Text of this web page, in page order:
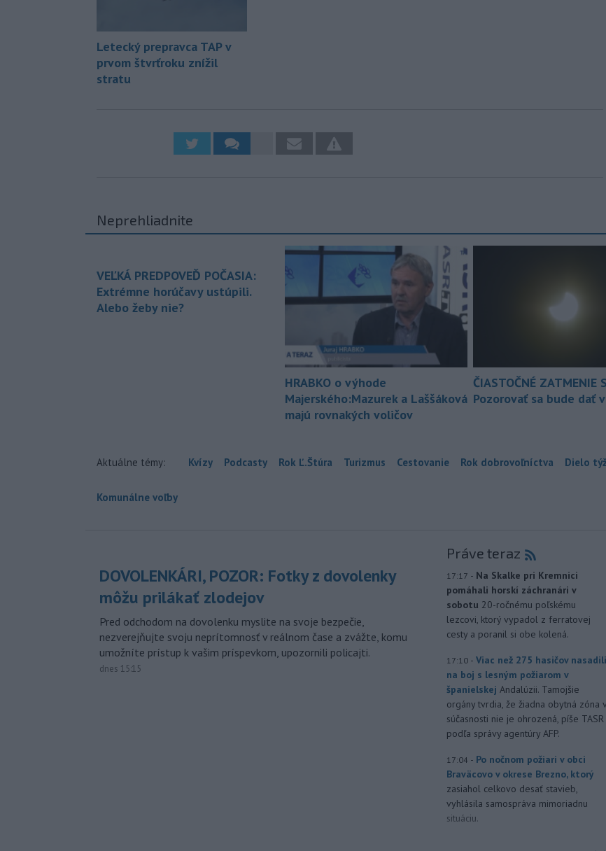
Letecký prepravca TAP v
prvom štvrťroku znížil
stratu
Neprehliadnite
VEĽKÁ PREDPOVEĎ POČASIA:
Extrémne horúčavy ustúpili.
Alebo žeby nie?
HRABKO o výhode
Majerského:Mazurek a Laššáková
majú rovnakých voličov
ČIASTOČNÉ ZATMENIE
Pozorovať sa bude dať
Aktuálne témy: Kvízy Podcasty Rok Ľ.Štúra Turizmus Cestovanie Rok dobrovoľníctva Dielo
Komunálne voľby
DOVOLENKÁRI, POZOR: Fotky z dovolenky
môžu prilákať zlodejov
Pred odchodom na dovolenku myslite na svoje bezpečie,
nezverejňujte svoju neprítomnosť v reálnom čase a zvážte, komu
umožníte prístup k vašim príspevkom, upozornili policajti.
dnes 15:15
Práve teraz
17:17 - Na Skalke pri Kremnici
pomáhali horskí záchranári v
sobotu 20-ročnému poľskému
lezcovi, ktorý vypadol z ferratovej
cesty a poranil si obe kolená.
17:10 - Viac než 275 hasičov nasadili
na boj s lesným požiarom v
španielskej Andalúzii. Tamojšie
orgány tvrdia, že žiadna obytná zóna v
súčasnosti nie je ohrozená, píše TASR
podľa správy agentúry AFP.
17:04 - Po nočnom požiari v obci
Braväcovo v okrese Brezno, ktorý
zasiahol celkovo desať stavieb,
vyhlásila samospráva mimoriadnu
situáciu.